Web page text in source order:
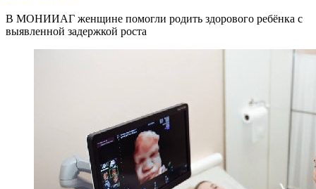
В МОНИИАГ женщине помогли родить здорового ребёнка с
выявленной задержкой роста